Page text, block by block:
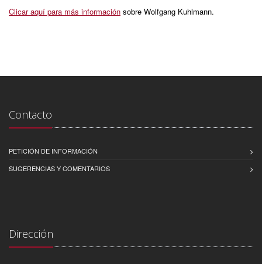
Clicar aquí para más información sobre Wolfgang Kuhlmann.
Contacto
PETICIÓN DE INFORMACIÓN
SUGERENCIAS Y COMENTARIOS
Dirección